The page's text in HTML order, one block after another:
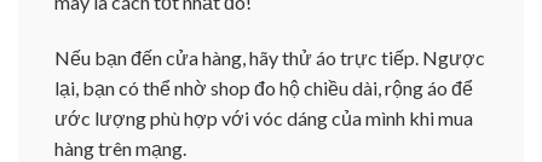
Nếu bạn đến cửa hàng, hãy thử áo trực tiếp. Ngược
lại, bạn có thể nhờ shop đo hộ chiều dài, rộng áo để
ước lượng phù hợp với vóc dáng của mình khi mua
hàng trên mạng.